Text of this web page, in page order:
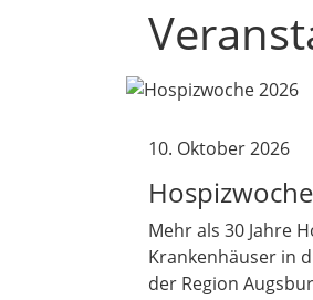
10. Oktober 2026
Mehr als 30 Jahre
Krankenhäuser in
der Region